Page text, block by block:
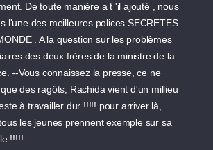
De toute manière a t 'il ajouté , nous
l'une des meilleures polices SECRETES
. A la question sur les problèmes
des deux frères de la ministre de la
--Vous connaissez la presse, ce ne
des ragôts, Rachida vient d'un millieu
à travailler dur !!!!! pour arriver là,
les jeunes prennent exemple sur sa
!!!!!